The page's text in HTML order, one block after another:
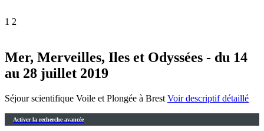
1 2
Mer, Merveilles, Iles et Odyssées - du 14
au 28 juillet 2019
Séjour scientifique Voile et Plongée à Brest Voir descriptif détaillé
Activer la recherche avancée